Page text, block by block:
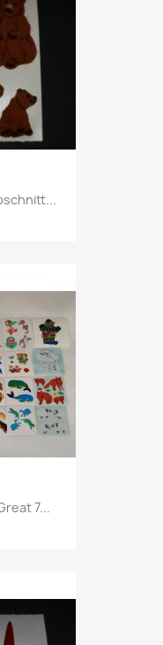
7...